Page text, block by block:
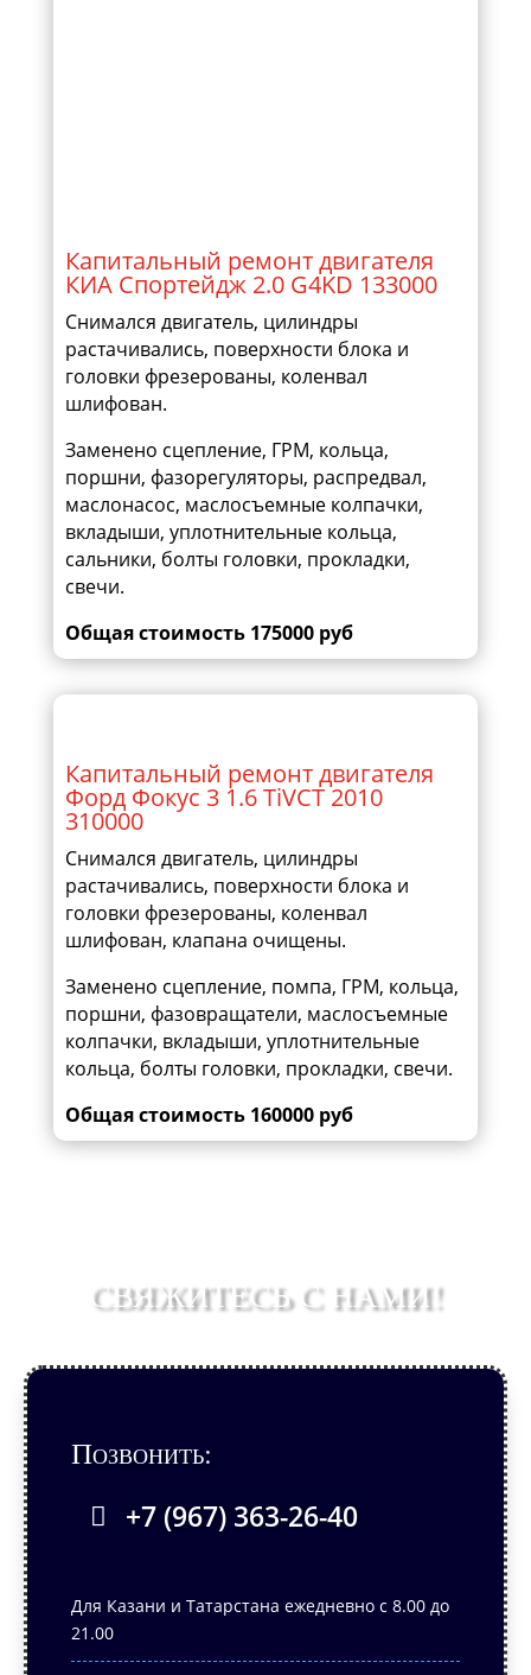
Капитальный ремонт двигателя
КИА Спортейдж 2.0 G4KD 133000
Снимался двигатель, цилиндры
растачивались, поверхности блока и
головки фрезерованы, коленвал
шлифован.
Заменено сцепление, ГРМ, кольца,
поршни, фазорегуляторы, распредвал,
маслонасос, маслосъемные колпачки,
вкладыши, уплотнительные кольца,
сальники, болты головки, прокладки,
свечи.
Общая стоимость 175000 руб
Капитальный ремонт двигателя
Форд Фокус 3 1.6 TiVCT 2010
310000
Cнимался двигатель, цилиндры
растачивались, поверхности блока и
головки фрезерованы, коленвал
шлифован, клапана очищены.
Заменено сцепление, помпа, ГРМ, кольца,
поршни, фазовращатели, маслосъемные
колпачки, вкладыши, уплотнительные
кольца, болты головки, прокладки, свечи.
Общая стоимость 160000 руб
СВЯЖИТЕСЬ С НАМИ!
Позвонить:
+7 (967) 363-26-40
Для Казани и Татарстана ежедневно с 8.00 до
21.00